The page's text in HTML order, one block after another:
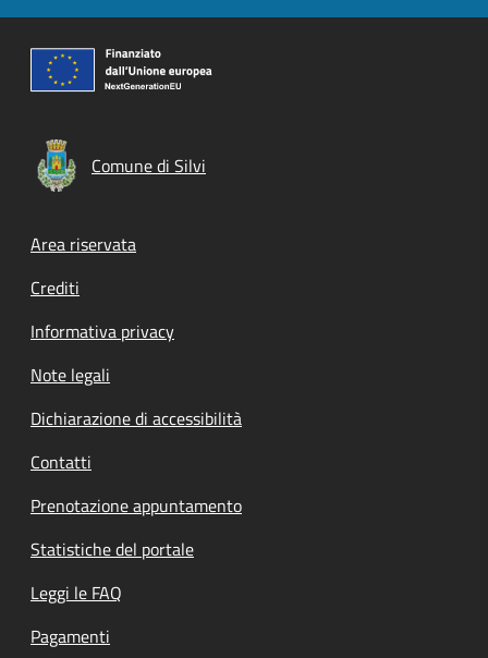
Comune di Silvi
Footer menu
Area riservata
Crediti
Informativa privacy
Note legali
Dichiarazione di accessibilità
Contatti
Prenotazione appuntamento
Statistiche del portale
Leggi le FAQ
Pagamenti